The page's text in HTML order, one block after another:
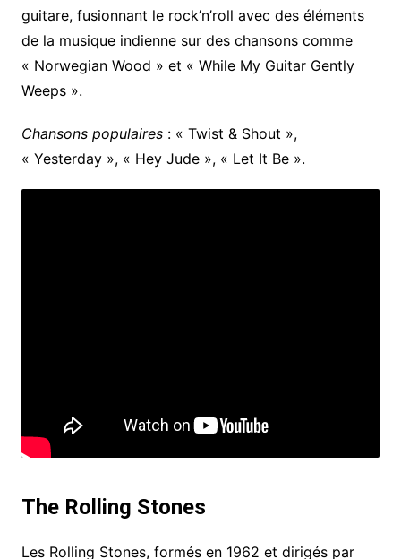
guitare, fusionnant le rock’n’roll avec des éléments
de la musique indienne sur des chansons comme
« Norwegian Wood » et « While My Guitar Gently
Weeps ».
Chansons populaires: « Twist & Shout »,
« Yesterday », « Hey Jude », « Let It Be ».
The Rolling Stones
Les Rolling Stones, formés en 1962 et dirigés par